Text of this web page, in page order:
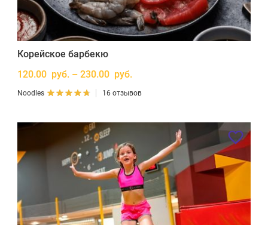
Корейское барбекю
120.00 руб. – 230.00 руб.
Noodles 16 отзывов